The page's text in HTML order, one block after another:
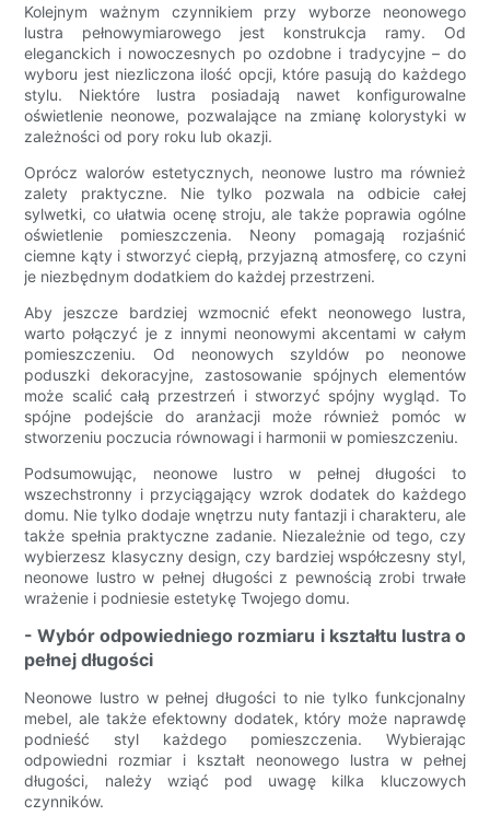
Kolejnym ważnym czynnikiem przy wyborze neonowego
lustra pełnowymiarowego jest konstrukcja ramy. Od
eleganckich i nowoczesnych po ozdobne i tradycyjne – do
wyboru jest niezliczona ilość opcji, które pasują do każdego
stylu. Niektóre lustra posiadają nawet konfigurowalne
oświetlenie neonowe, pozwalające na zmianę kolorystyki w
zależności od pory roku lub okazji.
Oprócz walorów estetycznych, neonowe lustro ma również
zalety praktyczne. Nie tylko pozwala na odbicie całej
sylwetki, co ułatwia ocenę stroju, ale także poprawia ogólne
oświetlenie pomieszczenia. Neony pomagają rozjaśnić
ciemne kąty i stworzyć ciepłą, przyjazną atmosferę, co czyni
je niezbędnym dodatkiem do każdej przestrzeni.
Aby jeszcze bardziej wzmocnić efekt neonowego lustra,
warto połączyć je z innymi neonowymi akcentami w całym
pomieszczeniu. Od neonowych szyldów po neonowe
poduszki dekoracyjne, zastosowanie spójnych elementów
może scalić całą przestrzeń i stworzyć spójny wygląd. To
spójne podejście do aranżacji może również pomóc w
stworzeniu poczucia równowagi i harmonii w pomieszczeniu.
Podsumowując, neonowe lustro w pełnej długości to
wszechstronny i przyciągający wzrok dodatek do każdego
domu. Nie tylko dodaje wnętrzu nuty fantazji i charakteru, ale
także spełnia praktyczne zadanie. Niezależnie od tego, czy
wybierzesz klasyczny design, czy bardziej współczesny styl,
neonowe lustro w pełnej długości z pewnością zrobi trwałe
wrażenie i podniesie estetykę Twojego domu.
- Wybór odpowiedniego rozmiaru i kształtu lustra o
pełnej długości
Neonowe lustro w pełnej długości to nie tylko funkcjonalny
mebel, ale także efektowny dodatek, który może naprawdę
podnieść styl każdego pomieszczenia. Wybierając
odpowiedni rozmiar i kształt neonowego lustra w pełnej
długości, należy wziąć pod uwagę kilka kluczowych
czynników.